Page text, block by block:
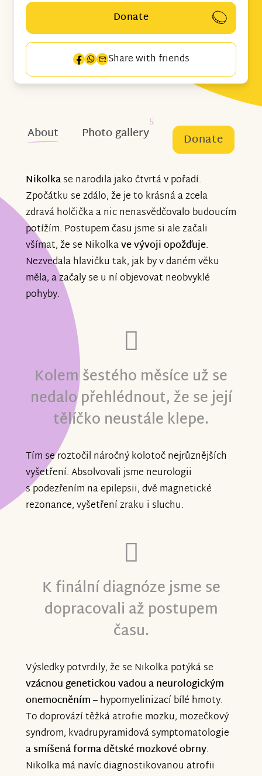
Donate
Share with friends
About Photo gallery
5
Donate
Nikolkase narodila jako čtvrtá v pořadí.
Zpočátku se zdálo, že je to krásná a zcela
zdravá holčička a nic nenasvědčovalo budoucím
potížím. Postupem času jsme si ale začali
všímat, že se Nikolkave vývoji opožďuje.
Nezvedala hlavičku tak, jak by v daném věku
měla, a začaly se u ní objevovat neobvyklé
pohyby.
Kolem šestého měsíce už se
nedalo přehlédnout, že se její
tělíčko neustále klepe.
Tím se roztočil náročný kolotoč nejrůznějších
vyšetření. Absolvovali jsme neurologii
s podezřením na epilepsii, dvě magnetické
rezonance, vyšetření zraku i sluchu.
K finální diagnóze jsme se
dopracovali až postupem
času.
Výsledky potvrdily, že se Nikolka potýká se
vzácnou genetickou vadou a neurologickým
onemocněním– hypomyelinizací bílé hmoty.
To doprovází těžká atrofie mozku, mozečkový
syndrom, kvadrupyramidová symptomatologie
asmíšená forma dětské mozkové obrny.
Nikolka má navíc diagnostikovanou atrofii